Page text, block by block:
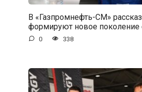
В «Газпромнефть-СМ»
формируют новое поколение
0 338